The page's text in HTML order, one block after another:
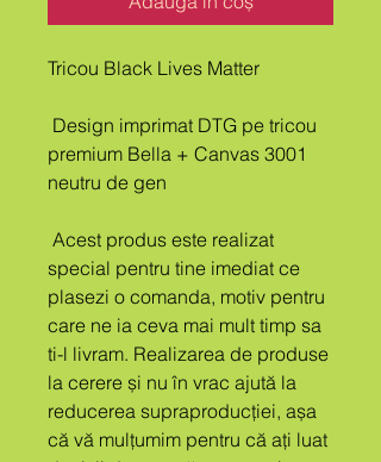
Tricou Black Lives Matter
premium Bella + Canvas 3001
neutru de gen
special pentru tine imediat ce
plasezi o comanda, motiv pentru
care ne ia ceva mai mult timp sa
ti-l livram. Realizarea de produse
la cerere și nu în vrac ajută la
reducerea supraproducției, așa
că vă mulțumim pentru că ați luat